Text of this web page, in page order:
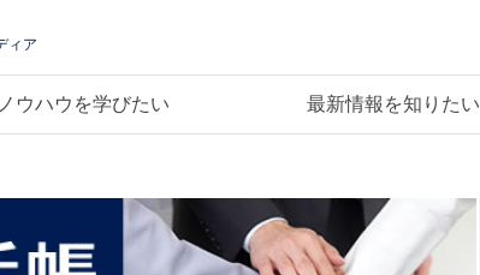
ィア
ウハウを学びたい 最新情報を知りたい